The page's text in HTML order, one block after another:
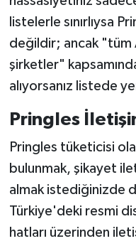
listelerle sınırlıysa
değildir; ancak "tüm
şirketler"
alıyorsanız listede
Pringles
Pringles tüketicisi
bulunmak, şikayet
almak istediğinizde
Türkiye'deki resmi
hatları üzerinden